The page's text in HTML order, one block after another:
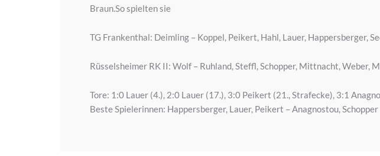
Braun.So spielten sie
TG Frankenthal: Deimling – Koppel, Peikert, Hahl, Lauer, Happersberger,
Rüsselsheimer RK II: Wolf – Ruhland, Steffl, Schopper, Mittnacht, Weber,
Tore: 1:0 Lauer (4.), 2:0 Lauer (17.), 3:0 Peikert (21., Strafecke), 3:1
Beste Spielerinnen: Happersberger, Lauer, Peikert – Anagnostou,